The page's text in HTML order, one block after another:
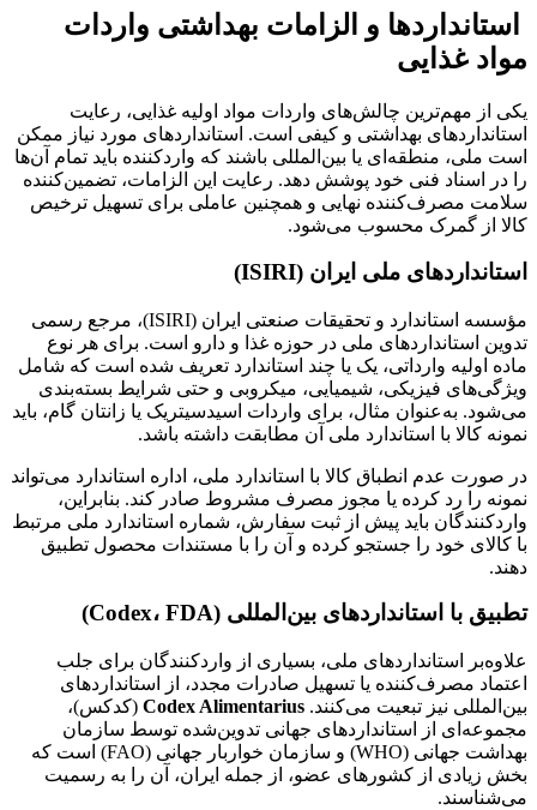
استانداردها و الزامات بهداشتی واردات
مواد غذایی
یکی از مهم‌ترین چالش‌های واردات مواد اولیه غذایی، رعایت
استانداردهای بهداشتی و کیفی است. استانداردهای مورد نیاز ممکن
است ملی، منطقه‌ای یا بین‌المللی باشند که واردکننده باید تمام آن‌ها
را در اسناد فنی خود پوشش دهد. رعایت این الزامات، تضمین‌کننده
سلامت مصرف‌کننده نهایی و همچنین عاملی برای تسهیل ترخیص
کالا از گمرک محسوب می‌شود.
استانداردهای ملی ایران (ISIRI)
مؤسسه استاندارد و تحقیقات صنعتی ایران (ISIRI)، مرجع رسمی
تدوین استانداردهای ملی در حوزه غذا و دارو است. برای هر نوع
ماده اولیه وارداتی، یک یا چند استاندارد تعریف شده است که شامل
ویژگی‌های فیزیکی، شیمیایی، میکروبی و حتی شرایط بسته‌بندی
می‌شود. به‌عنوان مثال، برای واردات اسیدسیتریک یا زانتان گام، باید
نمونه کالا با استاندارد ملی آن مطابقت داشته باشد.
در صورت عدم انطباق کالا با استاندارد ملی، اداره استاندارد می‌تواند
نمونه را رد کرده یا مجوز مصرف مشروط صادر کند. بنابراین،
واردکنندگان باید پیش از ثبت سفارش، شماره استاندارد ملی مرتبط
با کالای خود را جستجو کرده و آن را با مستندات محصول تطبیق
دهند.
تطبیق با استانداردهای بین‌المللی (Codex، FDA)
علاوه‌بر استانداردهای ملی، بسیاری از واردکنندگان برای جلب
اعتماد مصرف‌کننده یا تسهیل صادرات مجدد، از استانداردهای
بین‌المللی نیز تبعیت می‌کنند. Codex Alimentarius (کدکس)،
مجموعه‌ای از استانداردهای جهانی تدوین‌شده توسط سازمان
بهداشت جهانی (WHO) و سازمان خواربار جهانی (FAO) است که
بخش زیادی از کشورهای عضو، از جمله ایران، آن را به رسمیت
می‌شناسند.